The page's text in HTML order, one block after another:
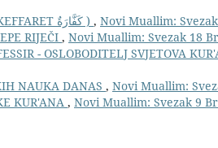
KOMPENZACIJA (KEFFARET كَفَّارَةٌ ) , Novi Muallim:
RIJEČI , Novi Muallim: Svezak 18
- OSLOBODITELJ SVJETOVA
NAUKA DANAS , Novi Muallim:
KUR'ANA , Novi Muallim: Svezak 9